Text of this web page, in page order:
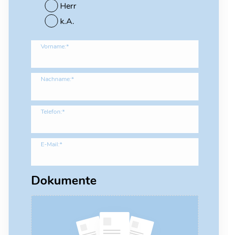
Herr
k.A.
Vorname:*
Nachname:*
Telefon:*
E-Mail:*
Dokumente